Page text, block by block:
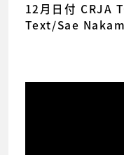
12月日付 CRJA
Text/Sae